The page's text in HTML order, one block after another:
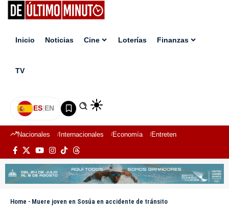
Inicio Noticias Cine Loterías Finanzas
TV
ES|EN
Nacionales Internacionales Economía Entretenimiento
Home - Muere joven en Sosúa en accidente de tránsito